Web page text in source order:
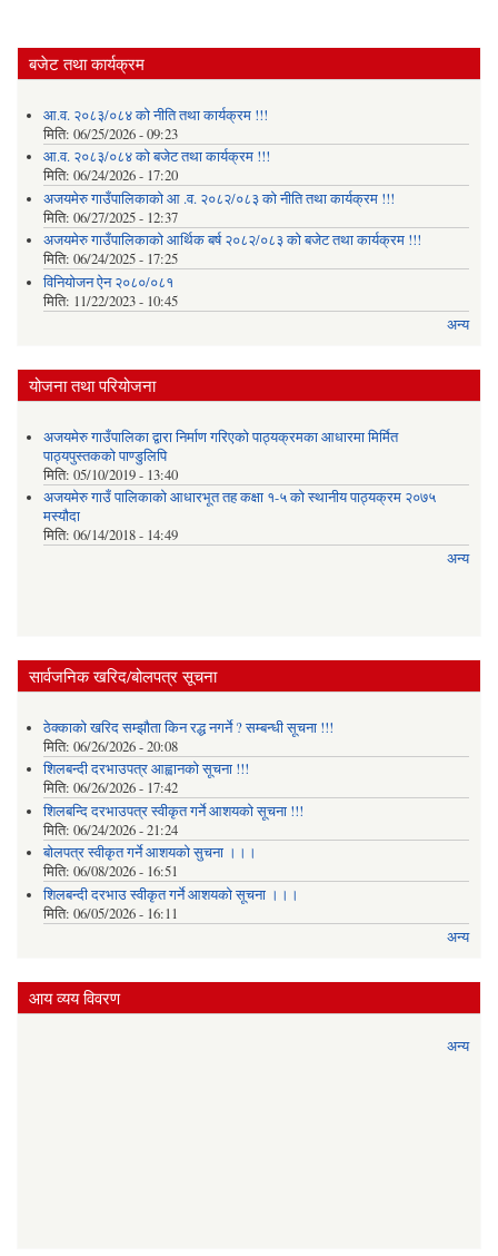
बजेट तथा कार्यक्रम
आ.व. २०८३/०८४ को नीति तथा कार्यक्रम !!!
मिति: 06/25/2026 - 09:23
आ.व. २०८३/०८४ को बजेट तथा कार्यक्रम !!!
मिति: 06/24/2026 - 17:20
अजयमेरु गाउँपालिकाको आ .व. २०८२/०८३ को नीति तथा कार्यक्रम !!!
मिति: 06/27/2025 - 12:37
अजयमेरु गाउँपालिकाको आर्थिक बर्ष २०८२/०८३ को बजेट तथा कार्यक्रम !!!
मिति: 06/24/2025 - 17:25
विनियोजन ऐन २०८०/०८१
मिति: 11/22/2023 - 10:45
अन्य
योजना तथा परियोजना
अजयमेरु गाउँपालिका द्वारा निर्माण गरिएको पाठ्यक्रमका आधारमा मिर्मित
पाठ्यपुस्तकको पाण्डुलिपि
मिति: 05/10/2019 - 13:40
अजयमेरु गाउँ पालिकाको आधारभूत तह कक्षा १-५ को स्थानीय पाठ्यक्रम २०७५
मस्यौदा
मिति: 06/14/2018 - 14:49
अन्य
सार्वजनिक खरिद/बोलपत्र सूचना
ठेक्काको खरिद सम्झौता किन रद्ध नगर्ने ? सम्बन्धी सूचना !!!
मिति: 06/26/2026 - 20:08
शिलबन्दी दरभाउपत्र आह्वानको सूचना !!!
मिति: 06/26/2026 - 17:42
शिलबन्दि दरभाउपत्र स्वीकृत गर्ने आशयकाे सूचना !!!
मिति: 06/24/2026 - 21:24
बोलपत्र स्वीकृत गर्ने आशयको सुचना ।।।
मिति: 06/08/2026 - 16:51
शिलबन्दी दरभाउ स्वीकृत गर्ने आशयको सूचना ।।।
मिति: 06/05/2026 - 16:11
अन्य
आय व्यय विवरण
अन्य